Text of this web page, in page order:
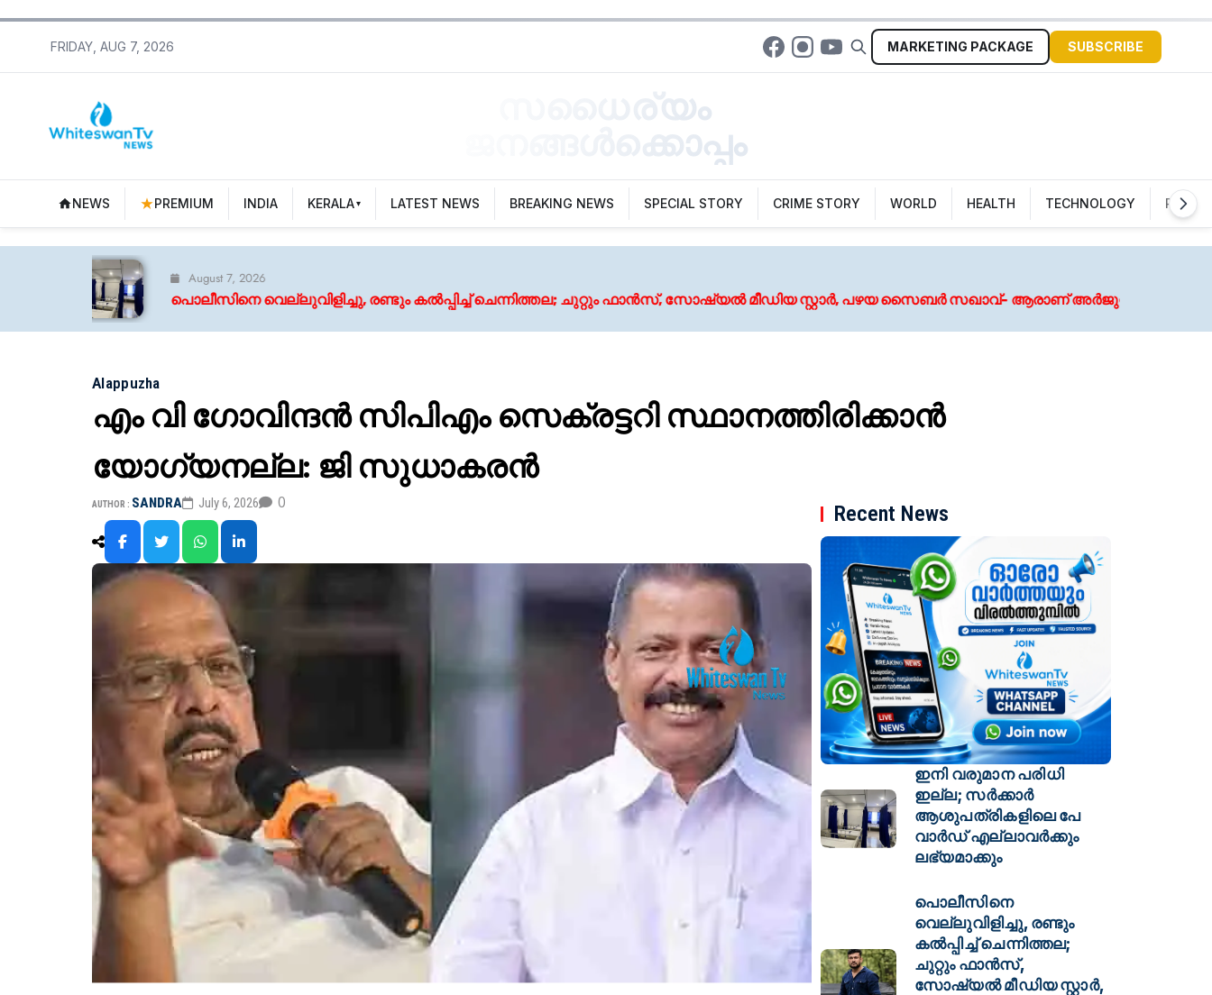
FRIDAY, AUG 7, 2026 MARKETING PACKAGE SUBSCRIBE
സധൈര്യം
ജനങ്ങൾക്കൊപ്പം
NEWS PREMIUM INDIA KERALA LATEST NEWS BREAKING NEWS SPECIAL STORY CRIME STORY WORLD HEALTH TECHNOLOGY
August 7, 2026
പൊലീസിനെ വെല്ലുവിളിച്ചു, രണ്ടും കൽപ്പിച്ച് ചെന്നിത്തല; ചുറ്റും ഫാൻസ്, സോഷ്യൽ മീഡിയ സ്റ്റാർ, പഴയ സൈബർ സഖാവ്- ആരാണ് അർജുൻ ആയങ്കി?
Alappuzha
എം വി ഗോവിന്ദൻ സിപിഎം സെക്രട്ടറി സ്ഥാനത്തിരിക്കാന്‍
യോഗ്യനല്ല: ജി സുധാകരന്‍
AUTHOR : SANDRA July 6, 2026 0 Recent News
ഇനി വരുമാന പരിധി
ഇല്ല; സര്‍ക്കാര്‍
ആശുപത്രികളിലെ പേ
വാര്‍ഡ് എല്ലാവര്‍ക്കും
ലഭ്യമാക്കും
പൊലീസിനെ
വെല്ലുവിളിച്ചു, രണ്ടും
കൽപ്പിച്ച് ചെന്നിത്തല;
ചുറ്റും ഫാൻസ്,
സോഷ്യൽ മീഡിയ സ്റ്റാർ,